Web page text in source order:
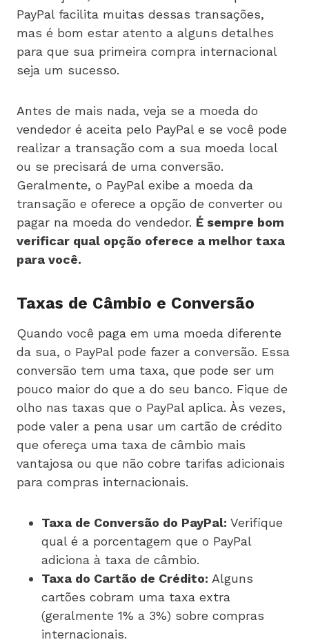
PayPal facilita muitas dessas transações,
mas é bom estar atento a alguns detalhes
para que sua primeira compra internacional
seja um sucesso.
Antes de mais nada, veja se a moeda do
vendedor é aceita pelo PayPal e se você pode
realizar a transação com a sua moeda local
ou se precisará de uma conversão.
Geralmente, o PayPal exibe a moeda da
transação e oferece a opção de converter ou
pagar na moeda do vendedor. É sempre bom
verificar qual opção oferece a melhor taxa
para você.
Taxas de Câmbio e Conversão
Quando você paga em uma moeda diferente
da sua, o PayPal pode fazer a conversão. Essa
conversão tem uma taxa, que pode ser um
pouco maior do que a do seu banco. Fique de
olho nas taxas que o PayPal aplica. Às vezes,
pode valer a pena usar um cartão de crédito
que ofereça uma taxa de câmbio mais
vantajosa ou que não cobre tarifas adicionais
para compras internacionais.
Taxa de Conversão do PayPal: Verifique
qual é a porcentagem que o PayPal
adiciona à taxa de câmbio.
Taxa do Cartão de Crédito: Alguns
cartões cobram uma taxa extra
(geralmente 1% a 3%) sobre compras
internacionais.